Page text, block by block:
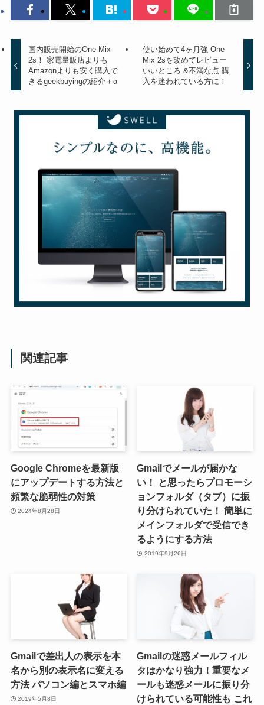
国内販売開始のOne Mix
2s！ 家電量販店よりも
Amazonよりも安く購入で
きるgeekbuyingの紹介＋α
使い始めて4ヶ月強 One
Mix 2sを改めてレビュー
いいところ &不満な点 購
入を迷われている方に！
関連記事
Google Chromeを最新版
にアップデートする方法と
頻繁な脆弱性の対策
2024年8月28日
Gmailでメールが届かな
い！ と思ったらプロモーシ
ョンフォルダ（タブ）に振
り分けられていた！ 簡単に
メインフォルダで受信でき
るようにする方法
2019年9月26日
Gmailで差出人の表示を本
名から別の表示名に変える
方法 パソコン編とスマホ編
2019年5月8日
Gmailの迷惑メールフィル
タはかなり強力！重要なメ
ールも迷惑メールに振り分
けられている可能性も これ